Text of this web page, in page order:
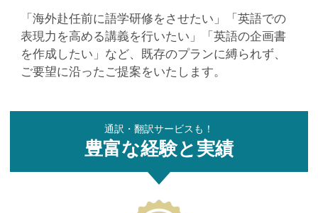
「海外赴任前に語学研修をさせたい」
「英語での
表現力を高める講義を行いたい」
「英語の企画書
を作成したい」など、 既存のプランに縛られず、
ご要望に沿ったご提案をいたします。
通訳・翻訳サービスも！
豊富な経験と実績